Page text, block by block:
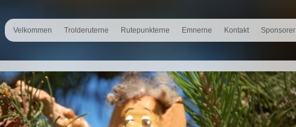
Velkommen Trolderuterne Rutepunkterne Emnerne Kontakt Sponsorer